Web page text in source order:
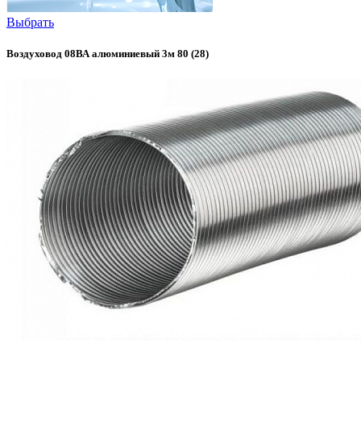
Выбрать
Воздуховод 08ВА алюминиевый 3м 80 (28)